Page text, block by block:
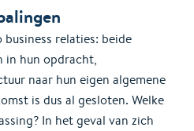
relaties: beide
in hun opdracht,
naar hun eigen algemene
is dus al gesloten. Welke
In het geval van zich